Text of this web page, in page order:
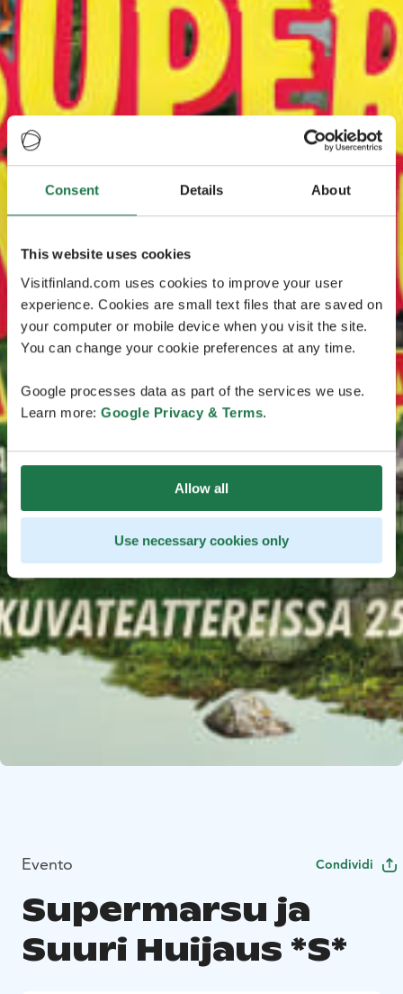
Consent Details About
This website uses cookies
Visitfinland.com uses cookies to improve your user
experience. Cookies are small text files that are saved on
your computer or mobile device when you visit the site.
You can change your cookie preferences at any time.
Google processes data as part of the services we use.
Learn more: Google Privacy & Terms.
Allow all
Use necessary cookies only
Evento Condividi
Supermarsu ja
Suuri Huijaus *S*